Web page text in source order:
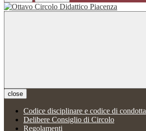
close
Codice disciplinare e codice di condotta
Delibere Consiglio di Circolo
Regolamenti